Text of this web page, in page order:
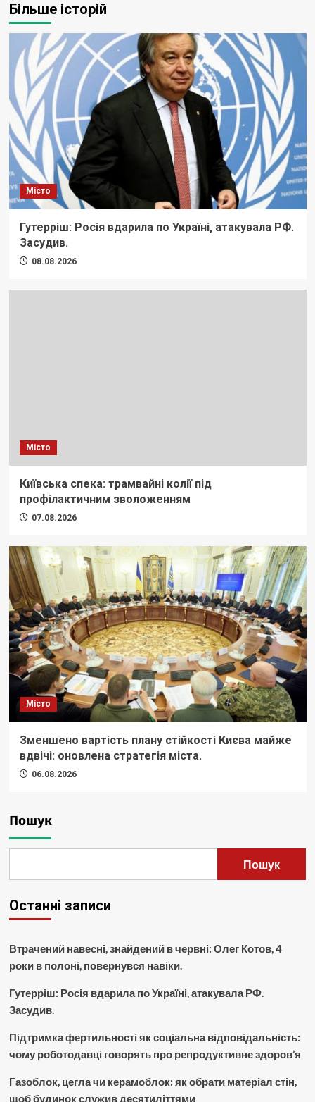
Більше історій
Місто
Гутерріш: Росія вдарила по Україні, атакувала РФ.
Засудив.
08.08.2026
Місто
Київська спека: трамвайні колії під
профілактичним зволоженням
07.08.2026
Місто
Зменшено вартість плану стійкості Києва майже
вдвічі: оновлена стратегія міста.
06.08.2026
Пошук
Пошук
Останні записи
Втрачений навесні, знайдений в червні: Олег Котов, 4
роки в полоні, повернувся навіки.
Гутерріш: Росія вдарила по Україні, атакувала РФ.
Засудив.
Підтримка фертильності як соціальна відповідальність:
чому роботодавці говорять про репродуктивне здоров’я
Газоблок, цегла чи керамоблок: як обрати матеріал стін,
щоб будинок служив десятиліттями